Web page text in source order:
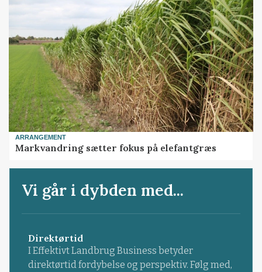
ARRANGEMENT
Markvandring sætter fokus på elefantgræs
Vi går i dybden med...
Direktørtid
I Effektivt Landbrug Business betyder
direktørtid fordybelse og perspektiv. Følg med,